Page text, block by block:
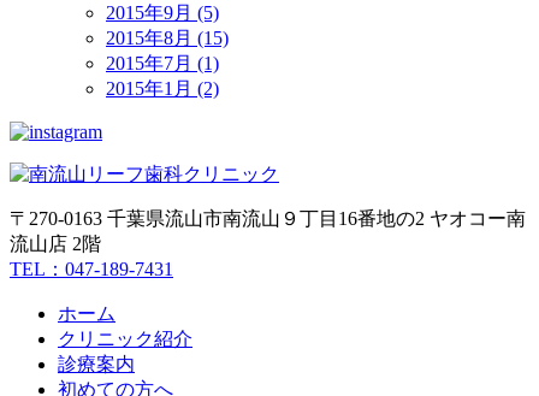
2015年9月 (5)
2015年8月 (15)
2015年7月 (1)
2015年1月 (2)
〒270-0163 千葉県流山市南流山９丁目16番地の2 ヤオコー南
流山店 2階
TEL：047-189-7431
ホーム
クリニック紹介
診療案内
初めての方へ